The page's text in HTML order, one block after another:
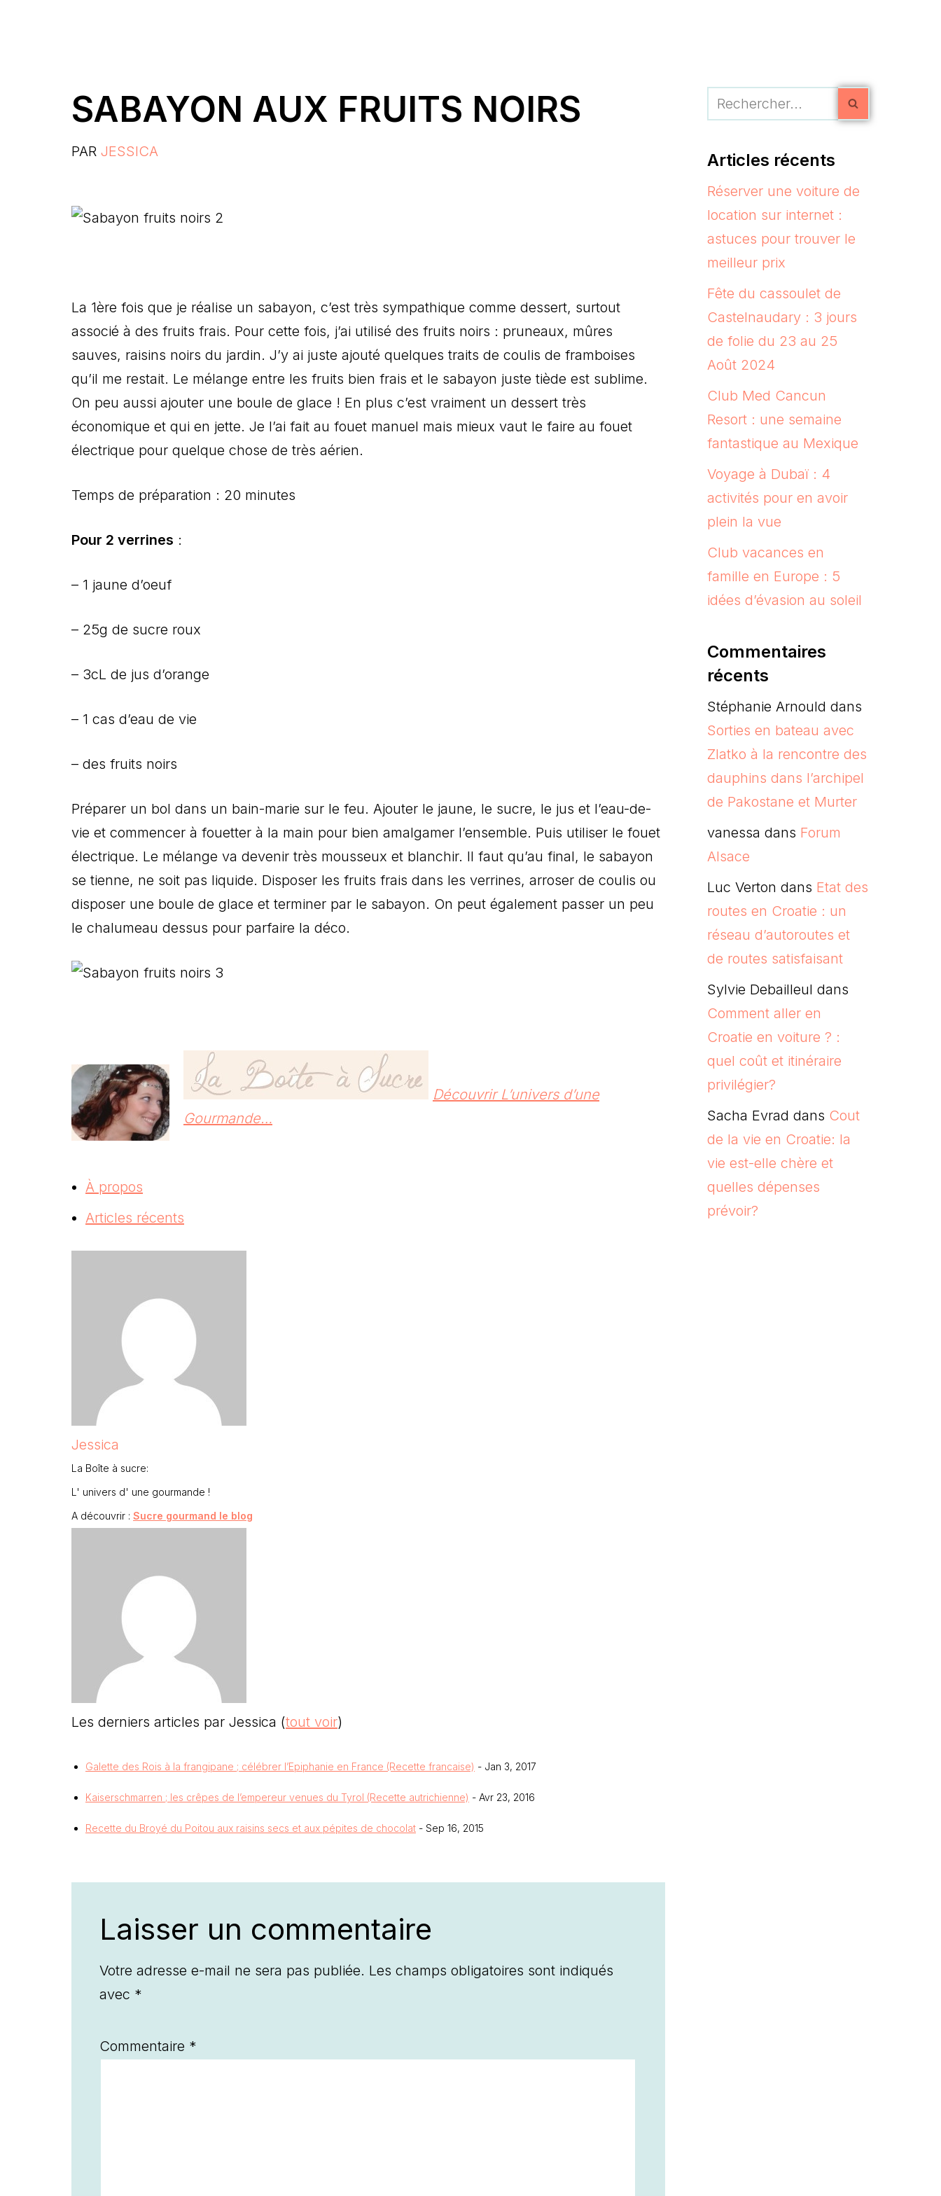
SABAYON AUX FRUITS NOIRS
PAR JESSICA
La 1ère fois que je réalise un sabayon, c’est très sympathique comme dessert, surtout
associé à des fruits frais. Pour cette fois, j’ai utilisé des fruits noirs : pruneaux, mûres
sauves, raisins noirs du jardin. J’y ai juste ajouté quelques traits de coulis de framboises
qu’il me restait. Le mélange entre les fruits bien frais et le sabayon juste tiède est sublime.
On peu aussi ajouter une boule de glace ! En plus c’est vraiment un dessert très
économique et qui en jette. Je l’ai fait au fouet manuel mais mieux vaut le faire au fouet
électrique pour quelque chose de très aérien.
Temps de préparation : 20 minutes
Pour 2 verrines :
– 1 jaune d’oeuf
– 25g de sucre roux
– 3cL de jus d’orange
– 1 cas d’eau de vie
– des fruits noirs
Préparer un bol dans un bain-marie sur le feu. Ajouter le jaune, le sucre, le jus et l’eau-de-
vie et commencer à fouetter à la main pour bien amalgamer l’ensemble. Puis utiliser le fouet
électrique. Le mélange va devenir très mousseux et blanchir. Il faut qu’au final, le sabayon
se tienne, ne soit pas liquide. Disposer les fruits frais dans les verrines, arroser de coulis ou
disposer une boule de glace et terminer par le sabayon. On peut également passer un peu
le chalumeau dessus pour parfaire la déco.
Découvrir L’univers d’une
Gourmande…
À propos
Articles récents
Jessica
La Boîte à sucre:
L' univers d' une gourmande !
A découvrir : Sucre gourmand le blog
Les derniers articles par Jessica (tout voir)
Galette des Rois à la frangipane ; célébrer l’Epiphanie en France (Recette francaise) - Jan 3, 2017
Kaiserschmarren ; les crêpes de l’empereur venues du Tyrol (Recette autrichienne) - Avr 23, 2016
Recette du Broyé du Poitou aux raisins secs et aux pépites de chocolat - Sep 16, 2015
Laisser un commentaire
Votre adresse e-mail ne sera pas publiée. Les champs obligatoires sont indiqués
avec *
Commentaire *
Articles récents
Réserver une voiture de
location sur internet :
astuces pour trouver le
meilleur prix
Fête du cassoulet de
Castelnaudary : 3 jours
de folie du 23 au 25
Août 2024
Club Med Cancun
Resort : une semaine
fantastique au Mexique
Voyage à Dubaï : 4
activités pour en avoir
plein la vue
Club vacances en
famille en Europe : 5
idées d’évasion au soleil
Commentaires
récents
Stéphanie Arnould dans
Sorties en bateau avec
Zlatko à la rencontre des
dauphins dans l’archipel
de Pakostane et Murter
vanessa dans Forum
Alsace
Luc Verton dans Etat des
routes en Croatie : un
réseau d’autoroutes et
de routes satisfaisant
Sylvie Debailleul dans
Comment aller en
Croatie en voiture ? :
quel coût et itinéraire
privilégier?
Sacha Evrad dans Cout
de la vie en Croatie: la
vie est-elle chère et
quelles dépenses
prévoir?